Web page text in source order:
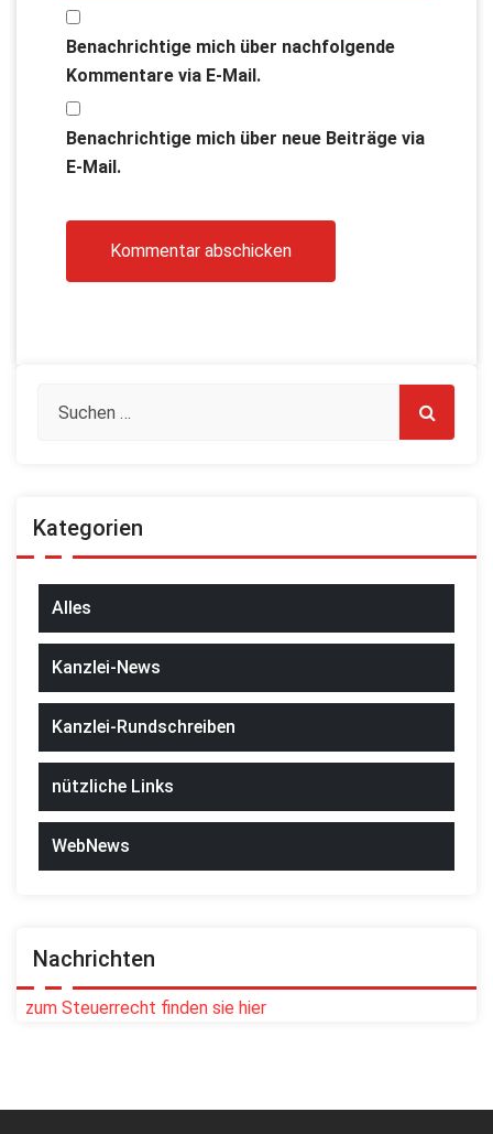
Benachrichtige mich über nachfolgende
Kommentare via E-Mail.
Benachrichtige mich über neue Beiträge via
E-Mail.
Kategorien
Alles
Kanzlei-News
Kanzlei-Rundschreiben
nützliche Links
WebNews
Nachrichten
zum Steuerrecht finden sie hier